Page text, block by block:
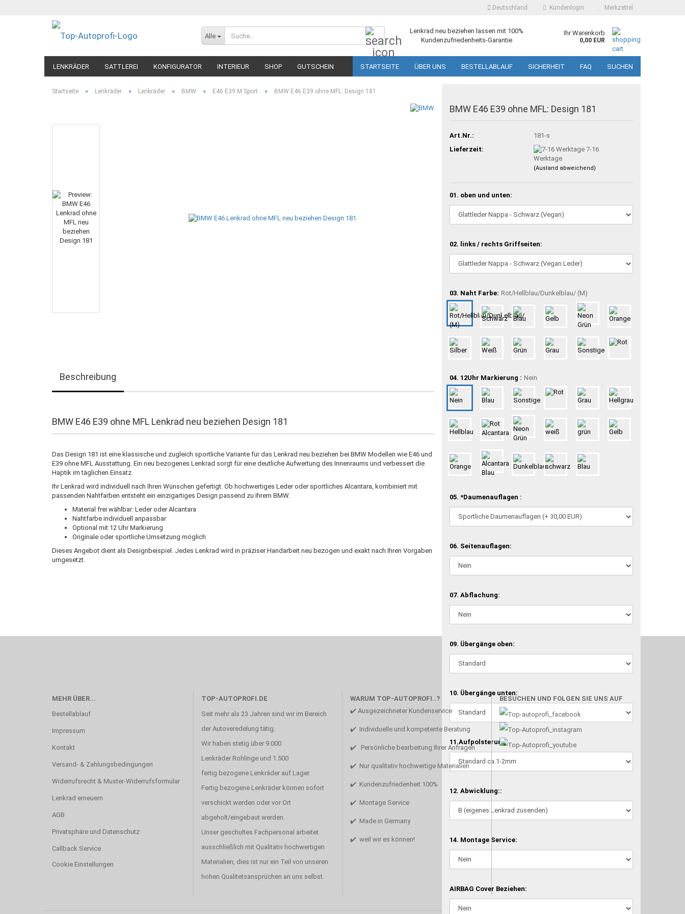
Deutschland Kundenlogin Merkzettel
Alle
Lenkrad neu beziehen lassen mit 100%
Kundenzufriedenheits-Garantie
Ihr Warenkorb
0,00 EUR
LENKRÄDER SATTLEREI KONFIGURATOR INTERIEUR SHOP GUTSCHEIN STARTSEITE ÜBER UNS BESTELLABLAUF SICHERHEIT FAQ SUCHEN
Startseite » Lenkräder » Lenkräder » BMW » E46 E39 M Sport » BMW E46 E39 ohne MFL: Design 181
BMW E46 E39 ohne MFL: Design 181
Art.Nr.:
181-s
Lieferzeit:
7-16
Werktage
(Ausland abweichend)
01. oben und unten:
02. links / rechts Griffseiten:
03. Naht Farbe: Rot/Hellblau/Dunkelblau/ (M)
04. 12Uhr Markierung : Nein
05. *Daumenauflagen :
06. Seitenauflagen:
07. Abflachung:
09. Übergänge oben:
10. Übergänge unten:
11.Aufpolsterung:
12. Abwicklung::
14. Montage Service:
AIRBAG Cover Beziehen:
Beschreibung
BMW E46 E39 ohne MFL Lenkrad neu beziehen Design 181
Das Design 181 ist eine klassische und zugleich sportliche Variante für das Lenkrad neu beziehen bei BMW Modellen wie E46 und
E39 ohne MFL Ausstattung. Ein neu bezogenes Lenkrad sorgt für eine deutliche Aufwertung des Innenraums und verbessert die
Haptik im täglichen Einsatz.
Ihr Lenkrad wird individuell nach Ihren Wünschen gefertigt. Ob hochwertiges Leder oder sportliches Alcantara, kombiniert mit
passenden Nahtfarben entsteht ein einzigartiges Design passend zu Ihrem BMW.
Material frei wählbar: Leder oder Alcantara
Nahtfarbe individuell anpassbar
Optional mit 12 Uhr Markierung
Originale oder sportliche Umsetzung möglich
Dieses Angebot dient als Designbeispiel. Jedes Lenkrad wird in präziser Handarbeit neu bezogen und exakt nach Ihren Vorgaben
umgesetzt.
Wenn Du jemanden suchst der Deine Individualität und Ideen versteht, Deine Emotionen teilt, bist Du bei uns richtig. Unser Ziel ist Deine Idee greifbar zu machen und Deine Vorstellung in die Tat umzusetzen. Unser Handwerk ist der
MEHR ÜBER...
Bestellablauf
Impressum
Kontakt
Versand- & Zahlungsbedingungen
Widerrufsrecht & Muster-Widerrufsformular
Lenkrad erneuern
AGB
Privatsphäre und Datenschutz
Callback Service
Cookie Einstellungen
TOP-AUTOPROFI.DE
Seit mehr als 23 Jahren sind wir im Bereich
der Autoveredelung tätig.
Wir haben stetig über 9.000
Lenkräder Rohlinge und 1.500
fertig bezogene Lenkräder auf Lager.
Fertig bezogene Lenkräder können sofort
verschickt werden oder vor Ort
abgeholt/eingebaut werden.
Unser geschultes Fachpersonal arbeitet
ausschließlich mit Qualitativ hochwertigen
Materialien, dies ist nur ein Teil von unseren
hohen Qualitetsansprüchen an uns selbst.
WARUM TOP-AUTOPROFI..?
✔️ Ausgezeichneter Kundenservice
✔️ Individuelle und kompetente Beratung
✔️ Persönliche bearbeitung Ihrer Anfragen
✔️ Nur qualitativ hochwertige Materialien
✔️ Kundenzufriedenheit 100%
✔️ Montage Service
✔️ Made in Germany
✔️ weil wir es können!
BESUCHEN UND FOLGEN SIE UNS AUF